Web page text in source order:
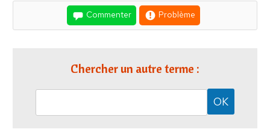
Commenter Problème
Chercher un autre terme :